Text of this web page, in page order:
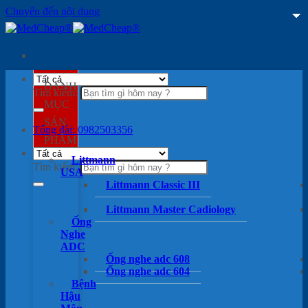
Chuyển đến nội dung
Tìm kiếm:
Tổng đài: 0982503356
Tìm kiếm:
DANH
MỤC
SẢN
PHẨM
Littmann
USA
Littmann Classic III
Littmann Master Cadiology
Ống
Nghe
ADC
Ống nghe adc 608
Ống nghe adc 604
Bệnh
Hậu